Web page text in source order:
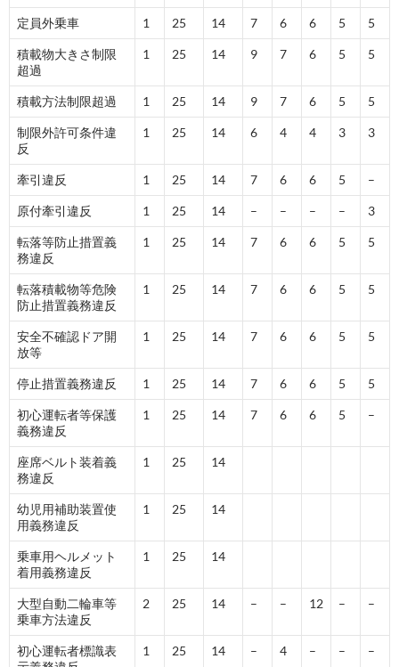
定員外乗車 1 25 14 7 6 6 5 5
積載物大きさ制限
超過
1 25 14 9 7 6 5 5
積載方法制限超過 1 25 14 9 7 6 5 5
制限外許可条件違
反
1 25 14 6 4 4 3 3
牽引違反 1 25 14 7 6 6 5 –
原付牽引違反 1 25 14 – – – – 3
転落等防止措置義
務違反
1 25 14 7 6 6 5 5
転落積載物等危険
防止措置義務違反
1 25 14 7 6 6 5 5
安全不確認ドア開
放等
1 25 14 7 6 6 5 5
停止措置義務違反 1 25 14 7 6 6 5 5
初心運転者等保護
義務違反
1 25 14 7 6 6 5 –
座席ベルト装着義
務違反
1 25 14
幼児用補助装置使
用義務違反
1 25 14
乗車用ヘルメット
着用義務違反
1 25 14
大型自動二輪車等
乗車方法違反
2 25 14 – – 12 – –
初心運転者標識表
1 25 14 – 4 – – –